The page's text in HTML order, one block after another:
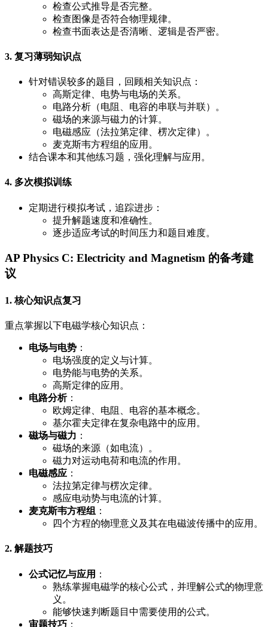
检查公式推导是否完整。
检查图像是否符合物理规律。
检查书面表达是否清晰、逻辑是否严密。
3. 复习薄弱知识点
针对错误较多的题目，回顾相关知识点：
高斯定律、电势与电场的关系。
电路分析（电阻、电容的串联与并联）。
磁场的来源与磁力的计算。
电磁感应（法拉第定律、楞次定律）。
麦克斯韦方程组的应用。
结合课本和其他练习题，强化理解与应用。
4. 多次模拟训练
定期进行模拟考试，追踪进步：
提升解题速度和准确性。
逐步适应考试的时间压力和题目难度。
AP Physics C: Electricity and Magnetism 的备考建
议
1. 核心知识点复习
重点掌握以下电磁学核心知识点：
电场与电势 ：
电场强度的定义与计算。
电势能与电势的关系。
高斯定律的应用。
电路分析：
欧姆定律、电阻、电容的基本概念。
基尔霍夫定律在复杂电路中的应用。
磁场与磁力 ：
磁场的来源（如电流）。
磁力对运动电荷和电流的作用。
电磁感应 ：
法拉第定律与楞次定律。
感应电动势与电流的计算。
麦克斯韦方程组 ：
四个方程的物理意义及其在电磁波传播中的应用。
2. 解题技巧
公式记忆与应用 ：
熟练掌握电磁学的核心公式，并理解公式的物理意
义。
能够快速判断题目中需要使用的公式。
审题技巧 ：